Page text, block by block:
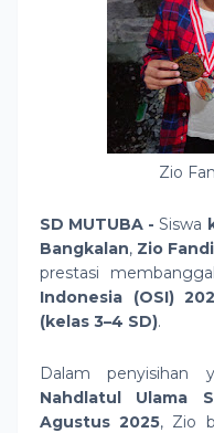
Zio
SD MUTUBA -Siswa
Bangkalan, Zio
prestasi
Indonesia (OSI)
(kelas 3–4 SD).
Dalam
Nahdlatul Ulama
Agustus 2025, Zio